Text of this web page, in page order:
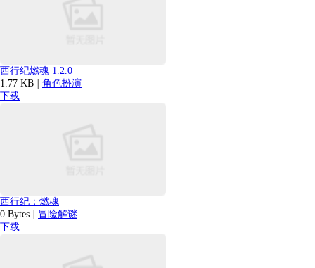
西行纪燃魂 1.2.0
1.77 KB
角色扮演
下载
西行纪：燃魂
0 Bytes
冒险解谜
下载